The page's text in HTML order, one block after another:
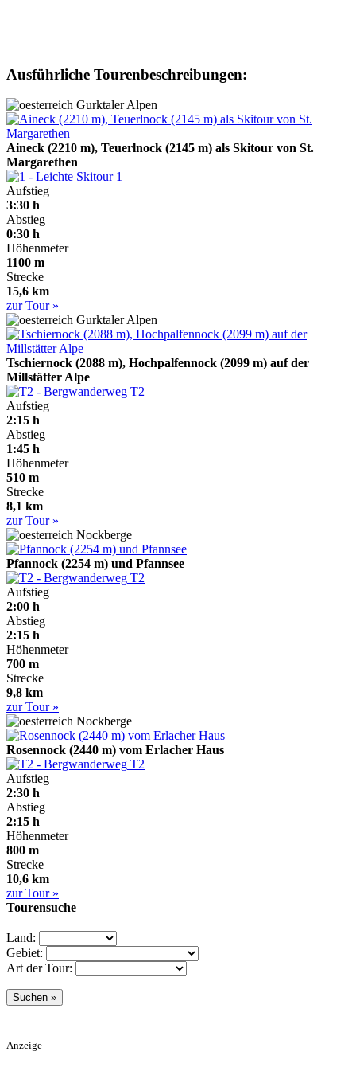
Ausführliche Tourenbeschreibungen:
Gurktaler Alpen
Aineck (2210 m), Teuerlnock (2145 m) als Skitour von St.
Margarethen
1
Aufstieg
3:30 h
Abstieg
0:30 h
Höhenmeter
1100 m
Strecke
15,6 km
zur Tour »
Gurktaler Alpen
Tschiernock (2088 m), Hochpalfennock (2099 m) auf der
Millstätter Alpe
T2
Aufstieg
2:15 h
Abstieg
1:45 h
Höhenmeter
510 m
Strecke
8,1 km
zur Tour »
Nockberge
Pfannock (2254 m) und Pfannsee
T2
Aufstieg
2:00 h
Abstieg
2:15 h
Höhenmeter
700 m
Strecke
9,8 km
zur Tour »
Nockberge
Rosennock (2440 m) vom Erlacher Haus
T2
Aufstieg
2:30 h
Abstieg
2:15 h
Höhenmeter
800 m
Strecke
10,6 km
zur Tour »
Tourensuche
Land:
Gebiet:
Art der Tour:
Anzeige